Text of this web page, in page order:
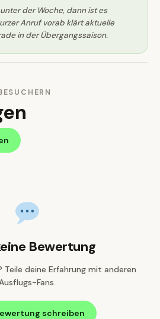
der Woche, dann ist es
Anruf vorab klärt aktuelle
in der Übergangssaison.
Bewertung
Teile deine Erfahrung mit anderen
Fans.
schreiben